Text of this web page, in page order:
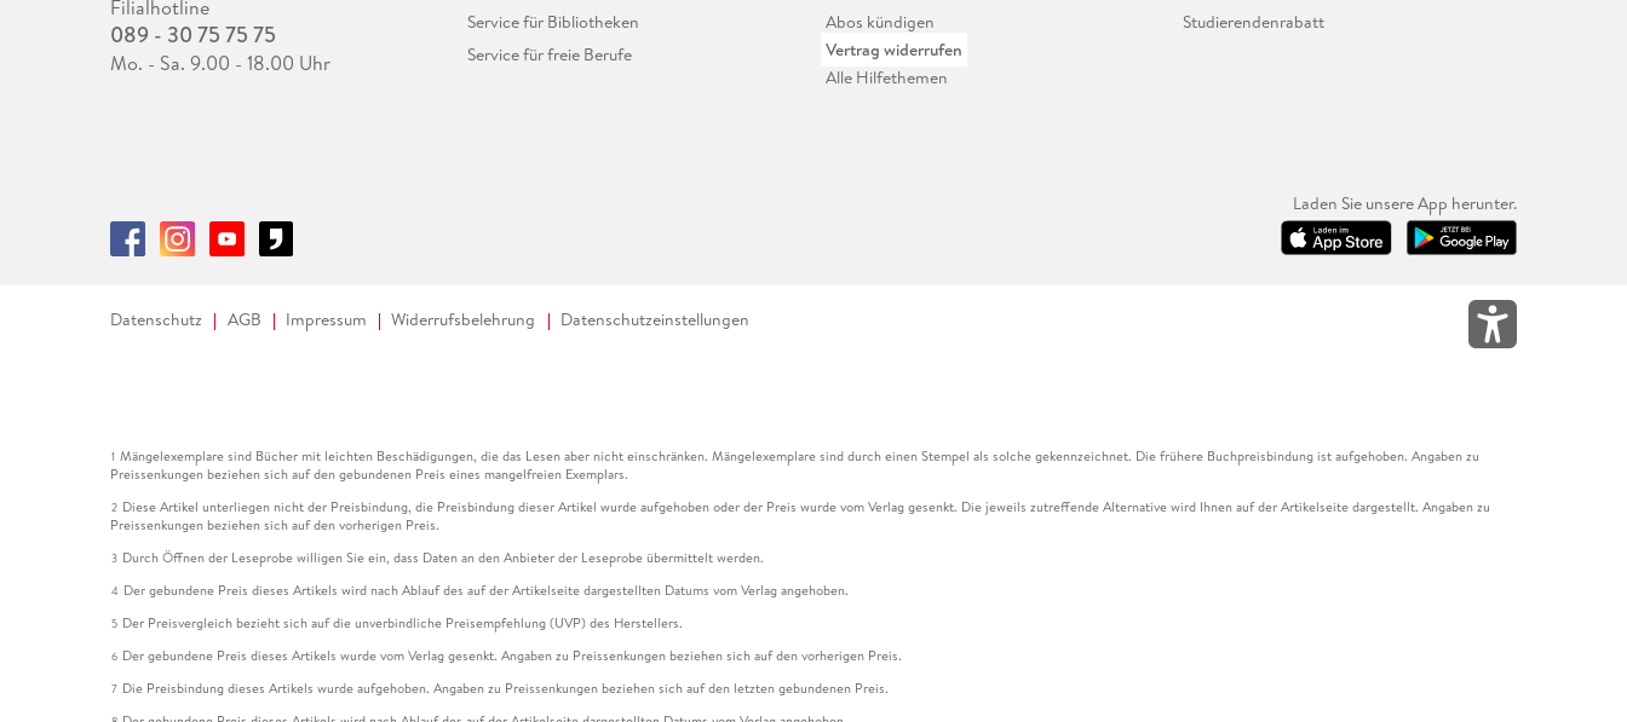
Filialhotline
089 - 30 75 75 75
Mo. - Sa. 9.00 - 18.00 Uhr
Service für Bibliotheken
Service für freie Berufe
Abos kündigen
Vertrag widerrufen
Alle Hilfethemen
Studierendenrabatt
Laden Sie unsere App herunter.
Datenschutz AGB Impressum Widerrufsbelehrung Datenschutzeinstellungen
1 Mängelexemplare sind Bücher mit leichten Beschädigungen, die das Lesen aber nicht einschränken. Mängelexemplare sind durch einen Stempel als solche gekennzeichnet. Die frühere Buchpreisbindung ist aufgehoben. Angaben zu
Preissenkungen beziehen sich auf den gebundenen Preis eines mangelfreien Exemplars.
2 Diese Artikel unterliegen nicht der Preisbindung, die Preisbindung dieser Artikel wurde aufgehoben oder der Preis wurde vom Verlag gesenkt. Die jeweils zutreffende Alternative wird Ihnen auf der Artikelseite dargestellt. Angaben zu
Preissenkungen beziehen sich auf den vorherigen Preis.
3 Durch Öffnen der Leseprobe willigen Sie ein, dass Daten an den Anbieter der Leseprobe übermittelt werden.
4 Der gebundene Preis dieses Artikels wird nach Ablauf des auf der Artikelseite dargestellten Datums vom Verlag angehoben.
5 Der Preisvergleich bezieht sich auf die unverbindliche Preisempfehlung (UVP) des Herstellers.
6 Der gebundene Preis dieses Artikels wurde vom Verlag gesenkt. Angaben zu Preissenkungen beziehen sich auf den vorherigen Preis.
7 Die Preisbindung dieses Artikels wurde aufgehoben. Angaben zu Preissenkungen beziehen sich auf den letzten gebundenen Preis.